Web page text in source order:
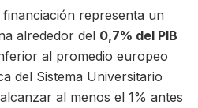
representa un
alrededor del 0,7% del PIB
al promedio europeo
del Sistema Universitario
al menos el 1% antes